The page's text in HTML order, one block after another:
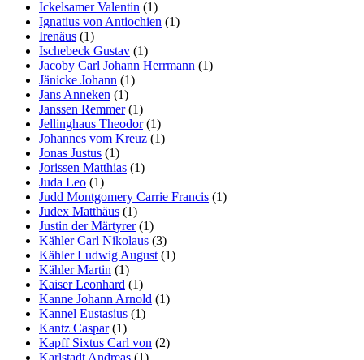
Ickelsamer Valentin (1)
Ignatius von Antiochien (1)
Irenäus (1)
Ischebeck Gustav (1)
Jacoby Carl Johann Herrmann (1)
Jänicke Johann (1)
Jans Anneken (1)
Janssen Remmer(1)
Jellinghaus Theodor(1)
Johannes vom Kreuz (1)
Jonas Justus (1)
Jorissen Matthias (1)
Juda Leo (1)
Judd Montgomery Carrie Francis (1)
Judex Matthäus (1)
Justin der Märtyrer(1)
Kähler Carl Nikolaus (3)
Kähler Ludwig August(1)
Kähler Martin (1)
Kaiser Leonhard (1)
Kanne Johann Arnold (1)
Kannel Eustasius (1)
Kantz Caspar(1)
Kapff Sixtus Carl von (2)